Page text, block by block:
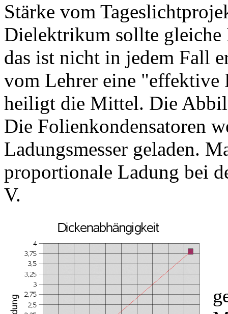
Stärke vom
Dielektrikum sollte gleiche
das ist nicht in jedem Fall
vom Lehrer eine
heiligt die Mittel. Die
Die Folienkondensatoren
Ladungsmesser geladen.
proportionale Ladung bei
V.